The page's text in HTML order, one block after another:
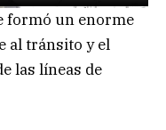
formó un enorme
al tránsito y el
las líneas de